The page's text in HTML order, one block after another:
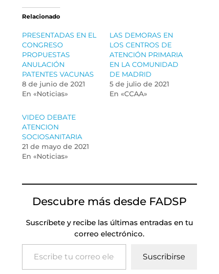
Relacionado
PRESENTADAS EN EL
CONGRESO
PROPUESTAS
ANULACIÓN
PATENTES VACUNAS
8 de junio de 2021
En «Noticias»
LAS DEMORAS EN
LOS CENTROS DE
ATENCIÓN PRIMARIA
EN LA COMUNIDAD
DE MADRID
5 de julio de 2021
En «CCAA»
VIDEO DEBATE
ATENCION
SOCIOSANITARIA
21 de mayo de 2021
En «Noticias»
Descubre más desde FADSP
Suscríbete y recibe las últimas entradas en tu
correo electrónico.
Escribe tu correo electrónico…
Suscribirse